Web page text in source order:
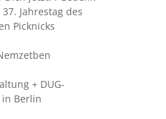
Jahrestag des
Picknicks
+ DUG-
Berlin